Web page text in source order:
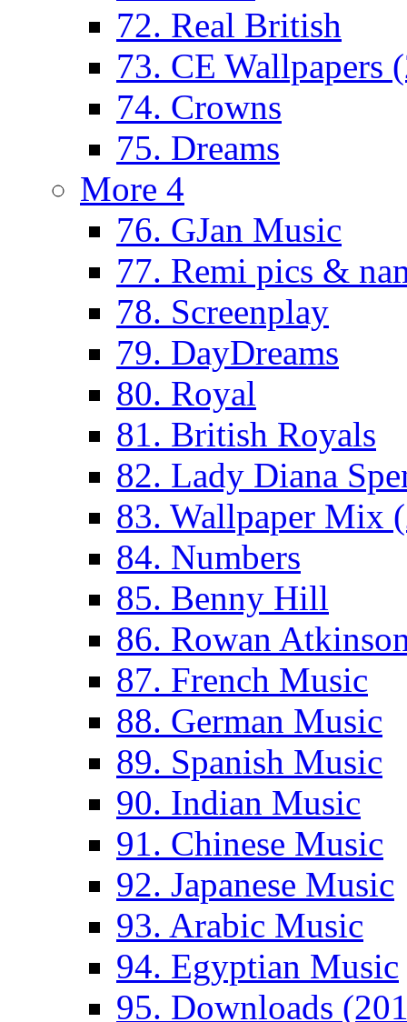
72. Real British
73. CE Wallpapers
74. Crowns
75. Dreams
More 4
76. GJan Music
77. Remi pics &
78. Screenplay
79. DayDreams
80. Royal
81. British Royals
82. Lady Diana
83. Wallpaper Mix
84. Numbers
85. Benny Hill
86. Rowan
87. French Music
88. German Music
89. Spanish Music
90. Indian Music
91. Chinese Music
92. Japanese Music
93. Arabic Music
94. Egyptian Music
95. Downloads